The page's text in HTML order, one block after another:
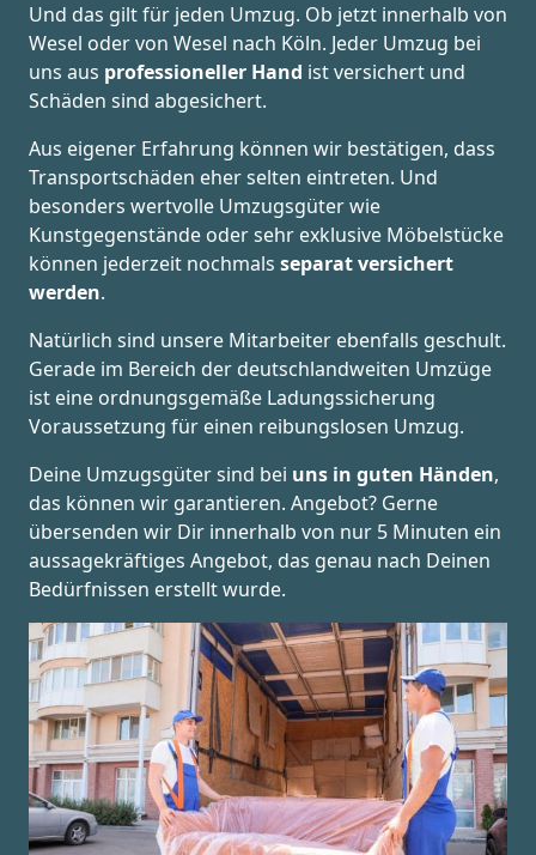
Und das gilt für jeden Umzug. Ob jetzt innerhalb von
Wesel oder von Wesel nach Köln. Jeder Umzug bei
uns aus professioneller Hand ist versichert und
Schäden sind abgesichert.
Aus eigener Erfahrung können wir bestätigen, dass
Transportschäden eher selten eintreten. Und
besonders wertvolle Umzugsgüter wie
Kunstgegenstände oder sehr exklusive Möbelstücke
können jederzeit nochmals separat versichert
werden.
Natürlich sind unsere Mitarbeiter ebenfalls geschult.
Gerade im Bereich der deutschlandweiten Umzüge
ist eine ordnungsgemäße Ladungssicherung
Voraussetzung für einen reibungslosen Umzug.
Deine Umzugsgüter sind bei uns in guten Händen,
das können wir garantieren. Angebot? Gerne
übersenden wir Dir innerhalb von nur 5 Minuten ein
aussagekräftiges Angebot, das genau nach Deinen
Bedürfnissen erstellt wurde.